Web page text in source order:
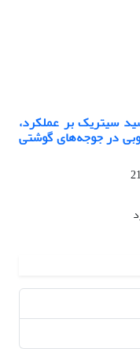
سیتریک بر عملکرد،
در جوجه‌های گوشتی